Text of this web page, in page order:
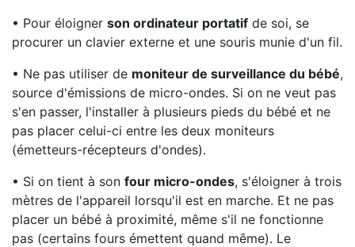
• Pour éloigner son ordinateur portatif de soi, se
procurer un clavier externe et une souris munie d'un fil.
• Ne pas utiliser de moniteur de surveillance du bébé,
source d'émissions de micro-ondes. Si on ne veut pas
s'en passer, l'installer à plusieurs pieds du bébé et ne
pas placer celui-ci entre les deux moniteurs
(émetteurs-récepteurs d'ondes).
• Si on tient à son four micro-ondes, s'éloigner à trois
mètres de l'appareil lorsqu'il est en marche. Et ne pas
placer un bébé à proximité, même s'il ne fonctionne
pas (certains fours émettent quand même). Le